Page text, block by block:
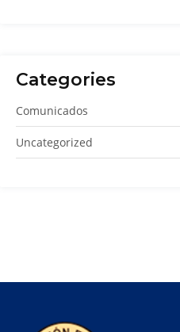
Categories
Comunicados
Uncategorized